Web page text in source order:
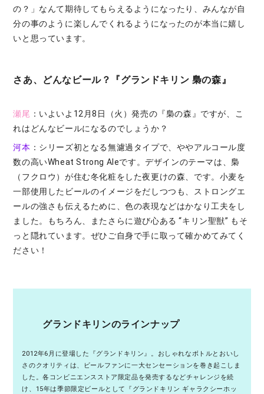
の？」なんて期待してもらえるようになったり、みんなが自
分の事のように楽しんでくれるようになったのが本当に嬉し
いと思っています。
さあ、どんなビール？『グランドキリン 梟の森』
瀬尾 ：いよいよ12月8日（火）発売の『梟の森』ですが、こ
れはどんなビールになるのでしょうか？
河本 ：シリーズ初となる無濾過タイプで、ややアルコール度
数の高いWheat Strong Aleです。デザインのテーマは、梟
（フクロウ）が住む冬化粧をした夜更けの森、です。小麦を
一部使用したビールのイメージをだしつつも、ストロングエ
ールの強さも伝えるために、色の表現などはかなり工夫をし
ました。もちろん、またさらに遊び心ある “キリン聖獣” もそ
っと隠れています。ぜひご自身で手に取って確かめてみてく
ださい！
グランドキリンのラインナップ
2012年6月に登場した『グランドキリン』。おしゃれなボトルとおいし
さのクオリティは、ビールファンに一大センセーションを巻き起こしま
した。各コンビニエンスストア限定品を発売するなどチャレンジを続
け、15年は季節限定ビールとして『グランドキリン ギャラクシーホッ